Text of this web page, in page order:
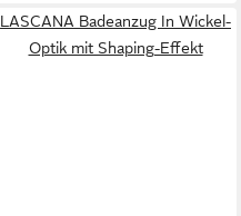
LASCANA Badeanzug In Wickel-
Optik mit Shaping-Effekt